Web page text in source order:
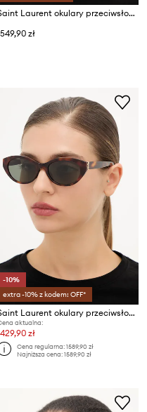
Saint Laurent okulary przeciwsłoneczne
zł
-10%
extra -10% z kodem: OFF*
Saint Laurent okulary przeciwsłoneczne
aktualna:
zł
Cena regularna:1589,90 zł
Najniższa cena:1589,90 zł